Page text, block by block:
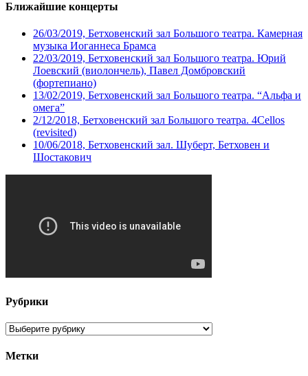
Ближайшие концерты
26/03/2019, Бетховенский зал Большого театра. Камерная
музыка Иоганнеса Брамса
22/03/2019, Бетховенский зал Большого театра. Юрий
Лоевский (виолончель), Павел Домбровский
(фортепиано)
13/02/2019, Бетховенский зал Большого театра. “Альфа и
омега”
2/12/2018, Бетховенский зал Большого театра. 4Cellos
(revisited)
10/06/2018, Бетховенский зал. Шуберт, Бетховен и
Шостакович
Рубрики
Рубрики
Метки